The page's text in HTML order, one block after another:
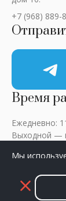
+7 (968) 889-
Время
Ежедневно:
Выходной —
ART-
Мы
разрешить